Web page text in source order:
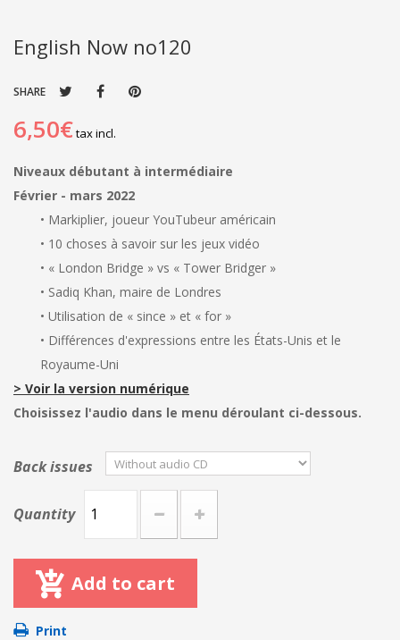
English Now no120
SHARE
6,50€tax incl.
Niveaux débutant à intermédiaire
Février - mars 2022
• Markiplier, joueur YouTubeur américain
• 10 choses à savoir sur les jeux vidéo
• « London Bridge » vs « Tower Bridger »
• Sadiq Khan, maire de Londres
• Utilisation de « since » et « for »
• Différences d'expressions entre les États-Unis et le
Royaume-Uni
> Voir la version numérique
Choisissez l'audio dans le menu déroulant ci-dessous.
Back issues
Quantity
Add to cart
Print